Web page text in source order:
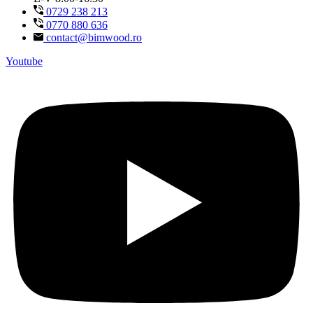
0729 238 213
0770 880 636
contact@bimwood.ro
Youtube